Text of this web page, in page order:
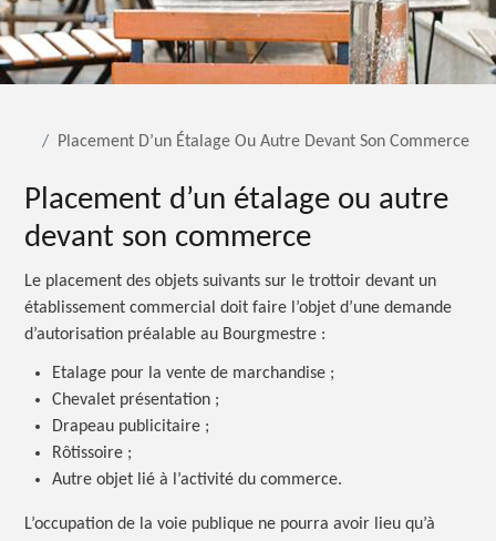
Placement D’un Étalage Ou Autre Devant Son Commerce
Placement d’un étalage ou autre
devant son commerce
Le placement des objets suivants sur le trottoir devant un
établissement commercial doit faire l’objet d’une demande
d’autorisation préalable au Bourgmestre :
Etalage pour la vente de marchandise ;
Chevalet présentation ;
Drapeau publicitaire ;
Rôtissoire ;
Autre objet lié à l’activité du commerce.
L’occupation de la voie publique ne pourra avoir lieu qu’à